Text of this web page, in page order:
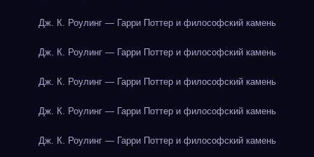
Дж. К. Роулинг — Гарри Поттер и философский камень
Дж. К. Роулинг — Гарри Поттер и философский камень
Дж. К. Роулинг — Гарри Поттер и философский камень
Дж. К. Роулинг — Гарри Поттер и философский камень
Дж. К. Роулинг — Гарри Поттер и философский камень